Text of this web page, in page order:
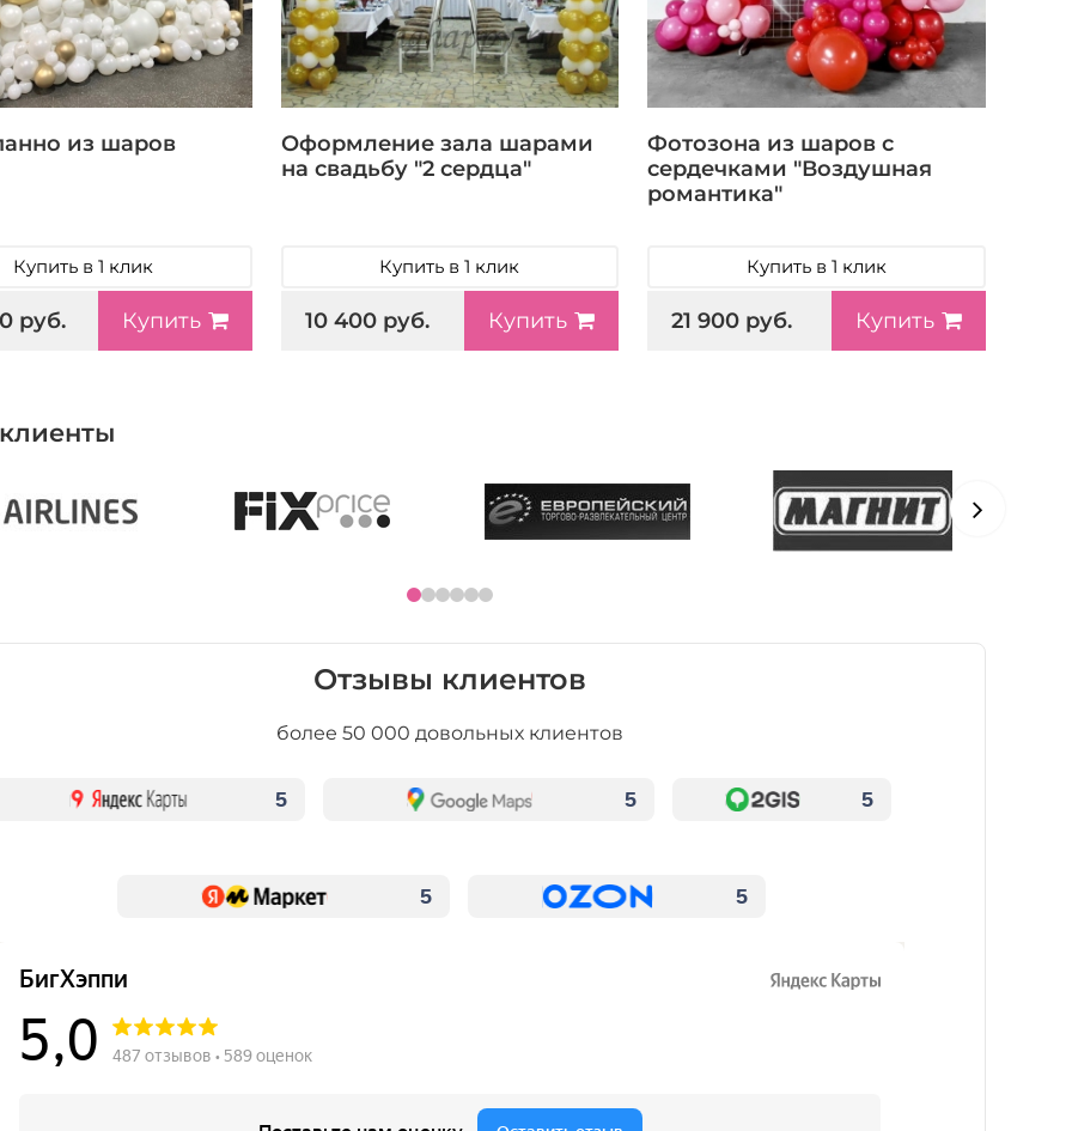
из шаров
Купить в 1 клик
руб. Купить
Оформление зала шарами
на свадьбу "2 сердца"
Купить в 1 клик
10 400 руб. Купить
Фотозона из шаров с
сердечками "Воздушная
романтика"
Купить в 1 клик
21 900 руб. Купить
Отзывы клиентов
более 50 000 довольных клиентов
5 5 5
5 5